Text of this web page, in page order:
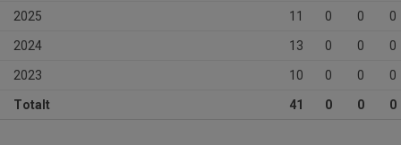
2025 11 0 0 0
2024 13 0 0 0
2023 10 0 0 0
Totalt 41 0 0 0